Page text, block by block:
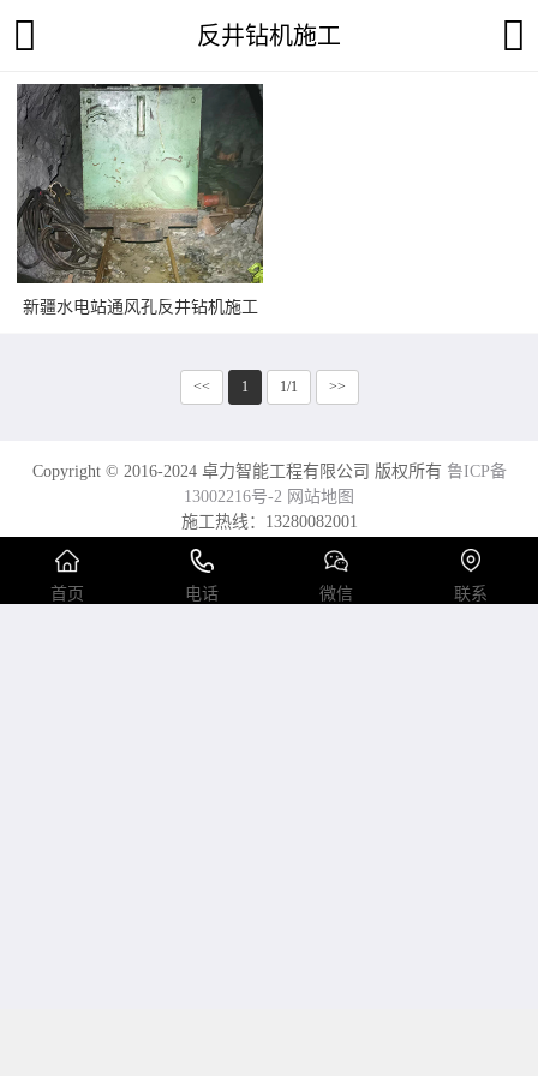
反井钻机施工
新疆水电站通风孔反井钻机施工
<< 1 1/1 >>
Copyright © 2016-2024 卓力智能工程有限公司 版权所有 鲁ICP备
13002216号-2 网站地图
施工热线：13280082001
电话：0537-7970778 2558089 传真：0537-2208001
首页 电话 微信 联系